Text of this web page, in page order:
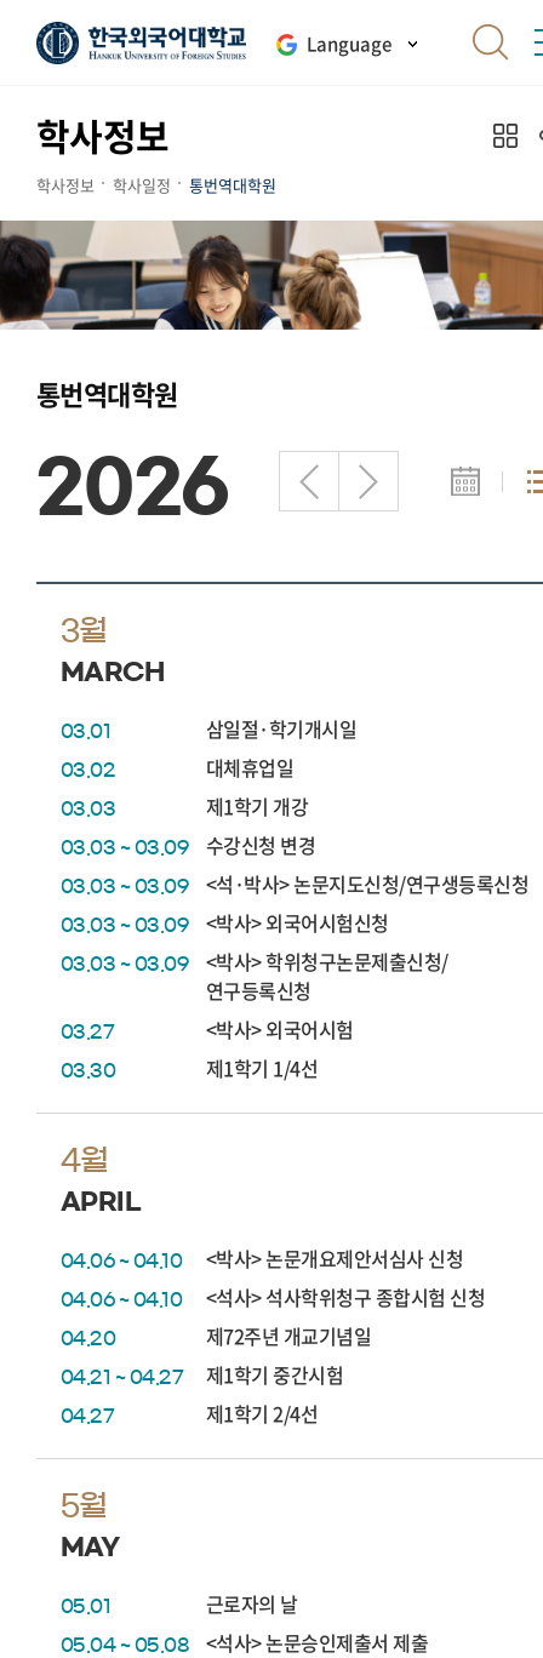
Language
학사정보
학사정보 학사일정 통번역대학원
통번역대학원
2026
3월
MARCH
03.01 삼일절·학기개시일
03.02 대체휴업일
03.03 제1학기 개강
03.03 ~ 03.09 수강신청 변경
03.03 ~ 03.09 <석·박사> 논문지도신청/연구생등록신청
03.03 ~ 03.09 <박사> 외국어시험신청
03.03 ~ 03.09
<박사> 학위청구논문제출신청/
연구등록신청
03.27 <박사> 외국어시험
03.30 제1학기 1/4선
4월
APRIL
04.06 ~ 04.10 <박사> 논문개요제안서심사 신청
04.06 ~ 04.10 <석사> 석사학위청구 종합시험 신청
04.20 제72주년 개교기념일
04.21 ~ 04.27 제1학기 중간시험
04.27 제1학기 2/4선
5월
MAY
05.01 근로자의 날
05.04 ~ 05.08 <석사> 논문승인제출서 제출